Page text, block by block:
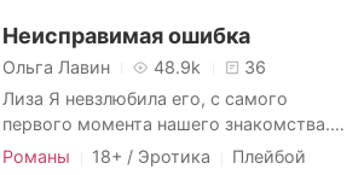
Неисправимая ошибка
Ольга Лавин 48.9k
36
Лиза Я невзлюбила его, с самого
первого момента нашего знакомства.
Наглый, самоуверенный, и острый на
Романы 18+ / Эротика
Плейбой